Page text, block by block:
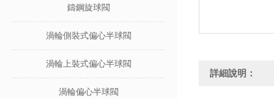
鑄鋼旋球閥
渦輪側裝式偏心半球閥
渦輪上裝式偏心半球閥
渦輪偏心半球閥
詳細說明：